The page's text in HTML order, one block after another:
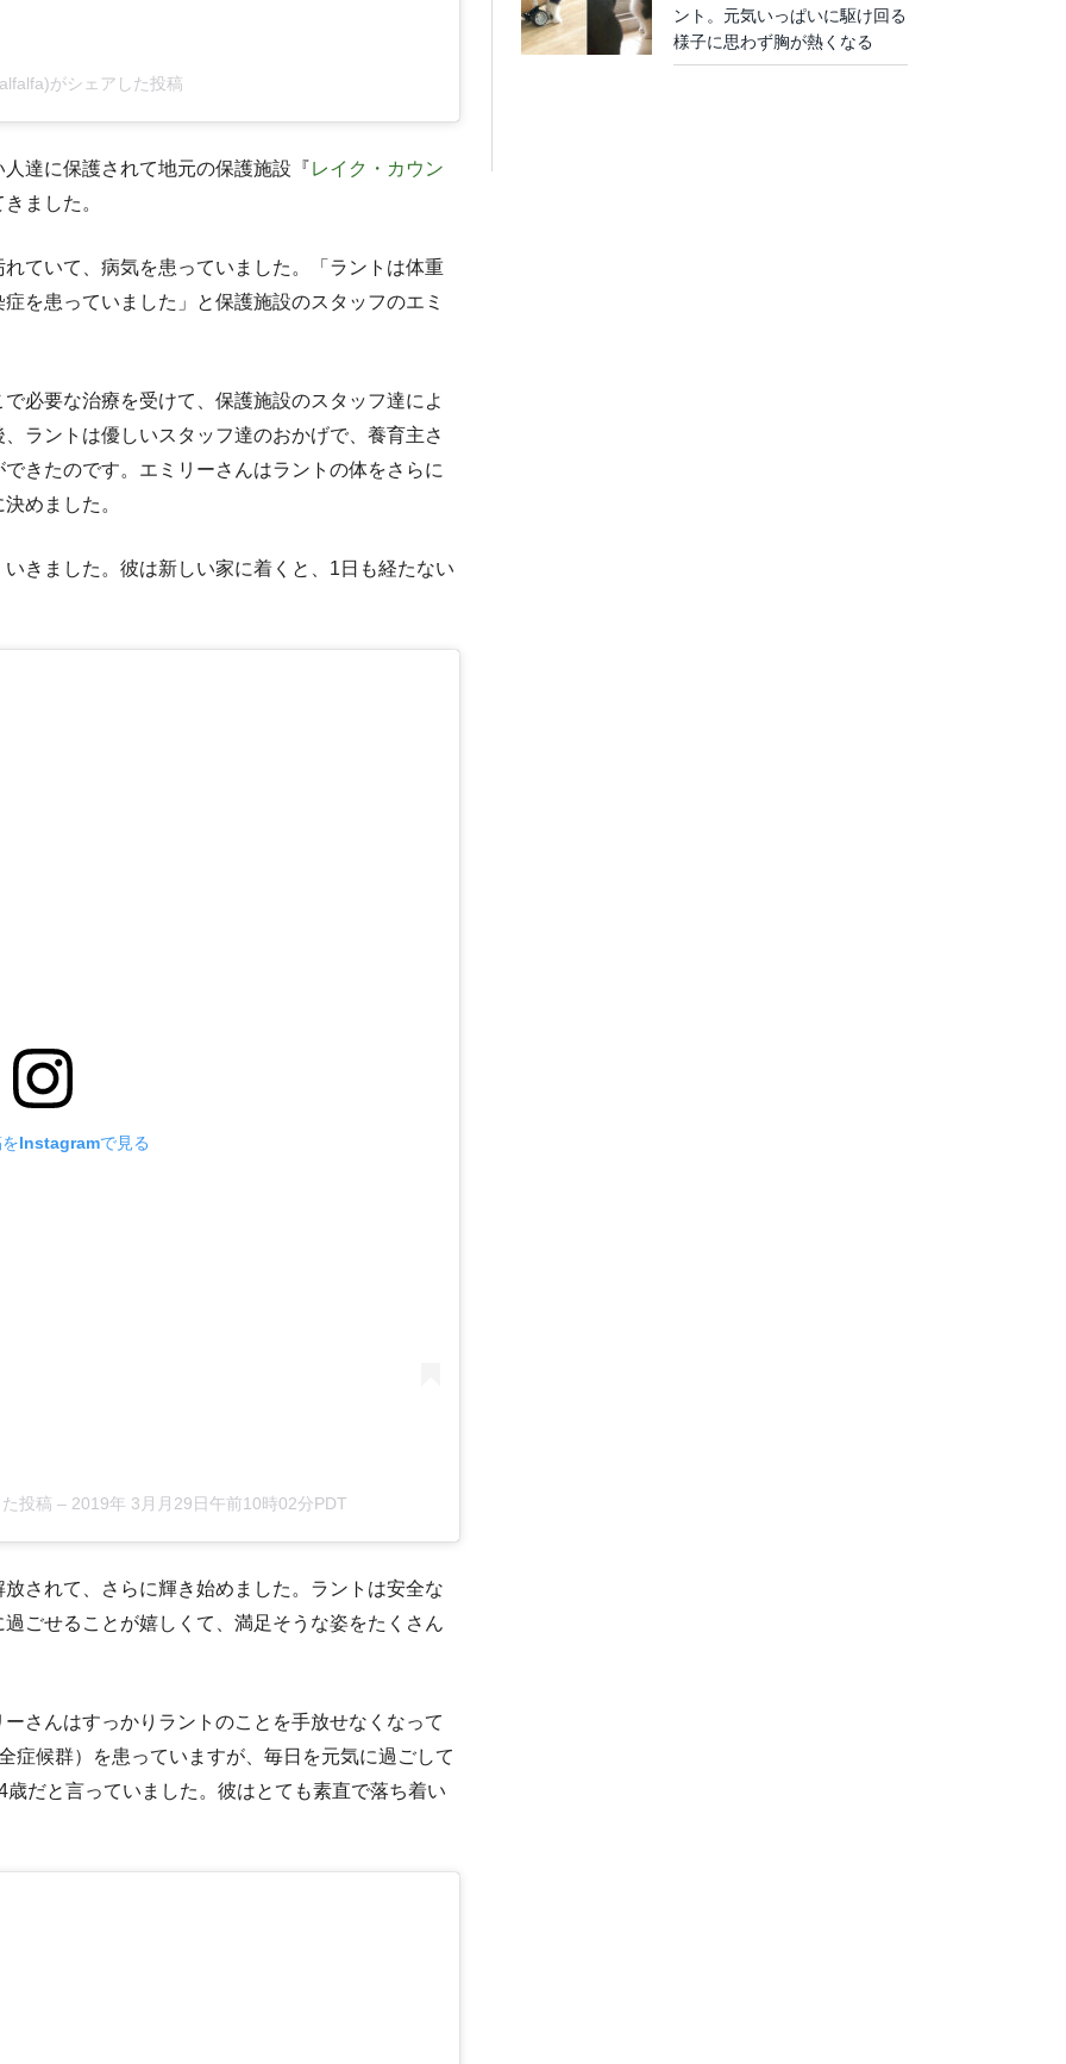
がシェアした投稿
達に保護されて地元の保護施設『レイク・カウン
ました。
ていて、病気を患っていました。「ラントは体重
を患っていました」と保護施設のスタッフのエミ
必要な治療を受けて、保護施設のスタッフ達によ
ラントは優しいスタッフ達のおかげで、養育主さ
きたのです。エミリーさんはラントの体をさらに
めました。
きました。彼は新しい家に着くと、1日も経たない
をInstagramで見る
投稿 – 2019年 3月月29日午前10時02分PDT
されて、さらに輝き始めました。ラントは安全な
ごせることが嬉しくて、満足そうな姿をたくさん
さんはすっかりラントのことを手放せなくなって
症候群）を患っていますが、毎日を元気に過ごして
だと言っていました。彼はとても素直で落ち着い
ント。元気いっぱいに駆け回る
様子に思わず胸が熱くなる